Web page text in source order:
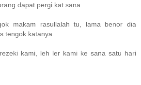
dapat pergi kat sana.
makam rasullalah tu, lama benor dia
tengok katanya.
kami, leh ler kami ke sana satu hari